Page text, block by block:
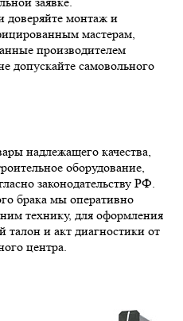
доверяйте монтаж и
мастерам,
производителем
допускайте самовольного
надлежащего качества,
оборудование,
законодательству РФ.
брака мы оперативно
технику, для оформления
талон и акт диагностики от
центра.